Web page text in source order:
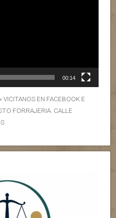
00:14
EN FACEBOOK E
FORRAJERIA. CALLE